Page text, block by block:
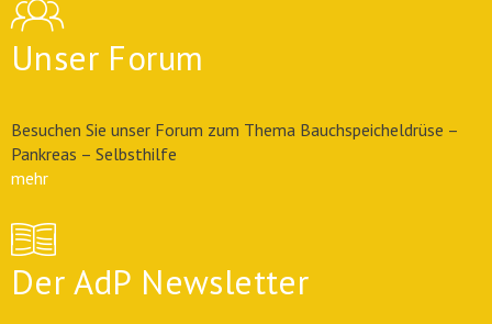
Unser Forum
Besuchen Sie unser Forum zum Thema Bauchspeicheldrüse –
Pankreas – Selbsthilfe
mehr
Der AdP Newsletter